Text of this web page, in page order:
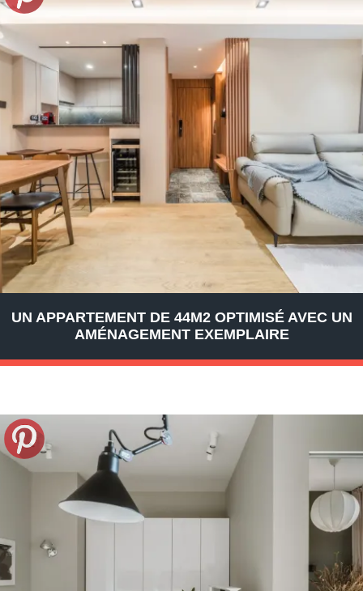
UN APPARTEMENT DE 44M2 OPTIMISÉ AVEC UN
AMÉNAGEMENT EXEMPLAIRE